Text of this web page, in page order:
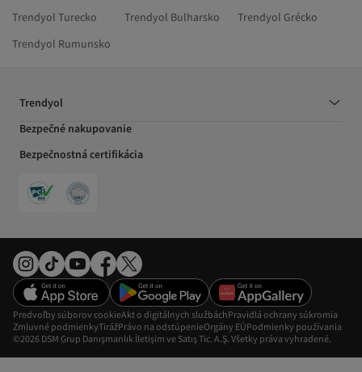
Trendyol Turecko
Trendyol Bulharsko
Trendyol Grécko
Trendyol Rumunsko
Trendyol
Bezpečné nakupovanie
Bezpečnostná certifikácia
©2026 DSM Grup Danışmanlık İletişim ve Satış Tic. A.Ş. Všetky práva vyhradené.
Predvoľby súborov cookieAkt o digitálnych službáchPravidlá ochrany súkromia
Zmluvné podmienkyTirážPrávo na odstúpenieOrgány EÚPodmienky používania